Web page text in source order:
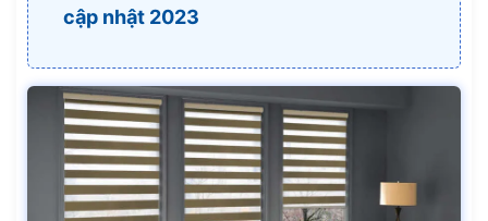
cập nhật 2023